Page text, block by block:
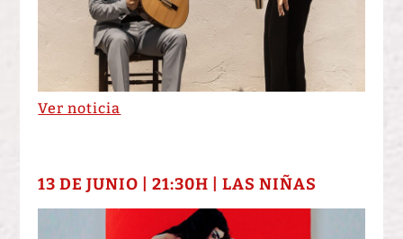
Ver noticia
13 DE JUNIO | 21:30H | LAS NIÑAS